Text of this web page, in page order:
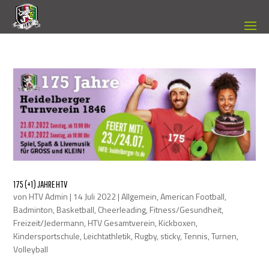
175 (+1) JAHRE HTV
von HTV Admin | 14 Juli 2022|Allgemein,American Football,
Badminton, Basketball, Cheerleading, Fitness/Gesundheit,
Freizeit/Jedermann, HTV Gesamtverein, Kickboxen,
Kindersportschule, Leichtathletik, Rugby, sticky,Tennis,Turnen,
Volleyball